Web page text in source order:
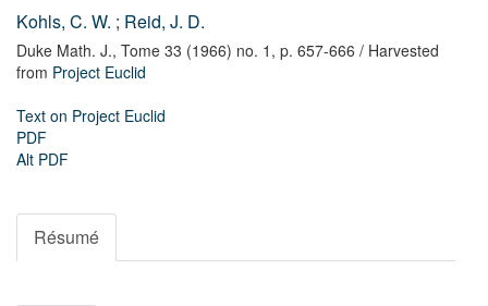
Kohls, C. W. ; Reid, J. D.
Duke Math. J., Tome 33 (1966) no. 1, p. 657-666 / Harvested
from Project Euclid
Text on Project Euclid
PDF
Alt PDF
Résumé